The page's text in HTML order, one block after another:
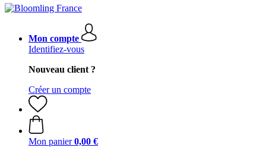
Mon compte
Identifiez-vous
Nouveau client ?
Créer un compte
Mon panier 0,00 €